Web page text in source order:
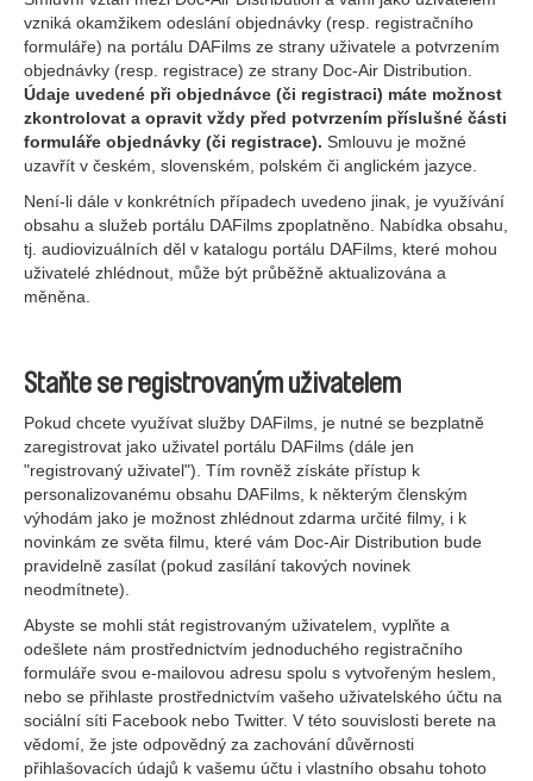
vzniká okamžikem odeslání objednávky (resp. registračního
formuláře) na portálu DAFilms ze strany uživatele a potvrzením
objednávky (resp. registrace) ze strany Doc-Air Distribution.
Údaje uvedené při objednávce (či registraci) máte možnost
zkontrolovat a opravit vždy před potvrzením příslušné části
formuláře objednávky (či registrace). Smlouvu je možné
uzavřít v českém, slovenském, polském či anglickém jazyce.
Není-li dále v konkrétních případech uvedeno jinak, je využívání
obsahu a služeb portálu DAFilms zpoplatněno. Nabídka obsahu,
tj. audiovizuálních děl v katalogu portálu DAFilms, které mohou
uživatelé zhlédnout, může být průběžně aktualizována a
měněna.
Staňte se registrovaným uživatelem
Pokud chcete využívat služby DAFilms, je nutné se bezplatně
zaregistrovat jako uživatel portálu DAFilms (dále jen
"registrovaný uživatel"). Tím rovněž získáte přístup k
personalizovanému obsahu DAFilms, k některým členským
výhodám jako je možnost zhlédnout zdarma určité filmy, i k
novinkám ze světa filmu, které vám Doc-Air Distribution bude
pravidelně zasílat (pokud zasílání takových novinek
neodmítnete).
Abyste se mohli stát registrovaným uživatelem, vyplňte a
odešlete nám prostřednictvím jednoduchého registračního
formuláře svou e-mailovou adresu spolu s vytvořeným heslem,
nebo se přihlaste prostřednictvím vašeho uživatelského účtu na
sociální síti Facebook nebo Twitter. V této souvislosti berete na
vědomí, že jste odpovědný za zachování důvěrnosti
přihlašovacích údajů k vašemu účtu i vlastního obsahu tohoto